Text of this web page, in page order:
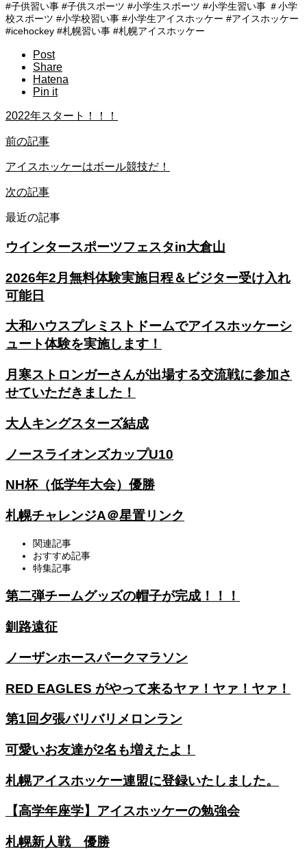
#子供習い事 #子供スポーツ #小学生スポーツ #小学生習い事 ＃小学
校スポーツ #小学校習い事 #小学生アイスホッケー #アイスホッケー
#icehockey #札幌習い事 #札幌アイスホッケー
Post
Share
Hatena
Pin it
2022年スタート！！！
前の記事
アイスホッケーはボール競技だ！
次の記事
最近の記事
ウインタースポーツフェスタin大倉山
2026年2月無料体験実施日程＆ビジター受け入れ
可能日
大和ハウスプレミストドームでアイスホッケーシ
ュート体験を実施します！
月寒ストロンガーさんが出場する交流戦に参加さ
せていただきました！
大人キングスターズ結成
ノースライオンズカップU10
NH杯（低学年大会）優勝
札幌チャレンジA＠星置リンク
関連記事
おすすめ記事
特集記事
第二弾チームグッズの帽子が完成！！！
釧路遠征
ノーザンホースパークマラソン
RED EAGLES がやって来るヤァ！ヤァ！ヤァ！
第1回夕張バリバリメロンラン
可愛いお友達が2名も増えたよ！
札幌アイスホッケー連盟に登録いたしました。
【高学年座学】アイスホッケーの勉強会
札幌新人戦 優勝